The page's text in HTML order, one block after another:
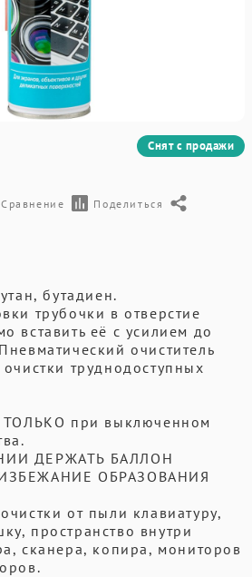
Снят с продажи
Сравнение Поделиться
бутадиен.
трубочки в отверстие
вставить её с усилием до
очиститель
труднодоступных
ТОЛЬКО при выключенном
ДЕРЖАТЬ БАЛЛОН
ОБРАЗОВАНИЯ
от пыли клавиатуру,
пространство внутри
сканера, копира, мониторов